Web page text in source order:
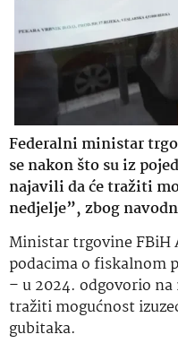
Federalni ministar
se nakon što su iz
najavili da će tražiti
nedjelje”, zbog
Ministar trgovine FBiH
podacima o fiskalnom
– u 2024. odgovorio
tražiti mogućnost
gubitaka.